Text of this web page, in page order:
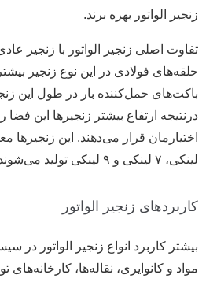
زنجیر الواتور بهره برند.
تفاوت اصلی زنجیر الواتور با زنجیر
حلقه‌های فولادی در این نوع زنجیر
باکت‌های حمل‌کننده بار در طول این
درنتیجه ارتفاع بیشتر زنجیر‌ها این
لینکی، ۷ لینکی و ۹ لینکی تولید می‌شوند.
کاربردهای زنجیر الواتور
بیشتر کاربرد انواع زنجیر الواتور در
مواد و کانوایری، نقاله‌ها،